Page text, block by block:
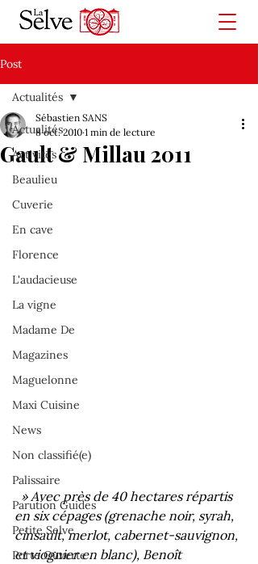
Post
Actualités
Activités
Beaulieu
Cuverie
En cave
Florence
L'audacieuse
La vigne
Madame De
Magazines
Maguelonne
Maxi Cuisine
News
Non classifié(e)
Palissaire
Parution Guides
Petite Selve
Porte Ouverte
Actualités
Gault & Millau 2011
Sébastien SANS
8 oct. 2010 1 min de lecture
en six cépages (grenache noir, syrah,
cinsault, merlot, cabernet-sauvignon,
et viognier en blanc), Benoît